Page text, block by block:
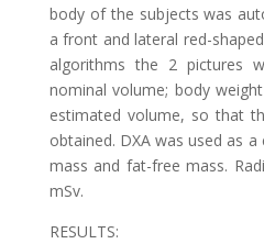
body of the subjects was
a front and lateral red-
algorithms the 2 pictures
nominal volume; body
estimated volume, so that
obtained. DXA was used as
mass and fat-free mass.
mSv.
RESULTS: